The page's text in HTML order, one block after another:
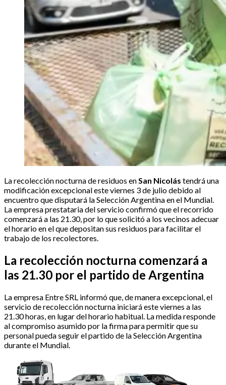
La recolección nocturna de residuos enSan Nicolás tendrá una
modificación excepcional este viernes 3 de julio debido al
encuentro que disputará la Selección Argentina en el Mundial.
La empresa prestataria del servicio confirmó que el recorrido
comenzará a las 21.30, por lo que solicitó a los vecinos adecuar
el horario en el que depositan sus residuos para facilitar el
trabajo de los recolectores.
La recolección nocturna comenzará a
las 21.30 por el partido de Argentina
La empresa Entre SRL informó que, de manera excepcional, el
servicio de recolección nocturna iniciará este viernes a las
21.30 horas, en lugar del horario habitual. La medida responde
al compromiso asumido por la firma para permitir que su
personal pueda seguir el partido de la Selección Argentina
durante el Mundial.